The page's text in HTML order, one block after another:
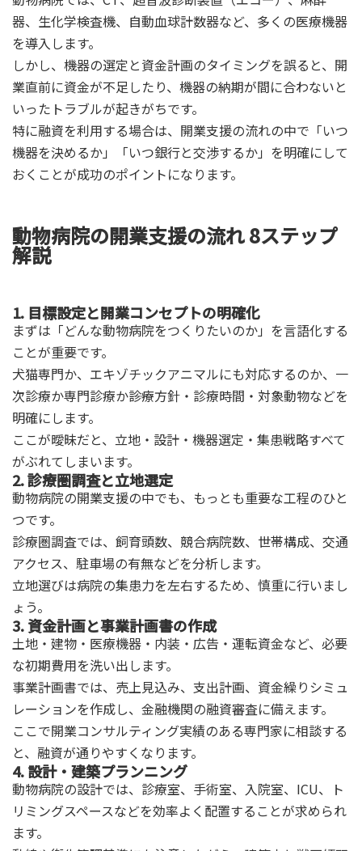
器、生化学検査機、自動血球計数器など、多くの医療機器
を導入します。
しかし、機器の選定と資金計画のタイミングを誤ると、開
業直前に資金が不足したり、機器の納期が間に合わないと
いったトラブルが起きがちです。
特に融資を利用する場合は、開業支援の流れの中で「いつ
機器を決めるか」「いつ銀行と交渉するか」を明確にして
おくことが成功のポイントになります。
動物病院の開業支援の流れ 8ステップ
解説
1. 目標設定と開業コンセプトの明確化
まずは「どんな動物病院をつくりたいのか」を言語化する
ことが重要です。
犬猫専門か、エキゾチックアニマルにも対応するのか、一
次診療か専門診療か――診療方針・診療時間・対象動物などを
明確にします。
ここが曖昧だと、立地・設計・機器選定・集患戦略すべて
がぶれてしまいます。
2. 診療圏調査と立地選定
動物病院の開業支援の中でも、もっとも重要な工程のひと
つです。
診療圏調査では、飼育頭数、競合病院数、世帯構成、交通
アクセス、駐車場の有無などを分析します。
立地選びは病院の集患力を左右するため、慎重に行いまし
ょう。
3. 資金計画と事業計画書の作成
土地・建物・医療機器・内装・広告・運転資金など、必要
な初期費用を洗い出します。
事業計画書では、売上見込み、支出計画、資金繰りシミュ
レーションを作成し、金融機関の融資審査に備えます。
ここで開業コンサルティング実績のある専門家に相談する
と、融資が通りやすくなります。
4. 設計・建築プランニング
動物病院の設計では、診療室、手術室、入院室、ICU、ト
リミングスペースなどを効率よく配置することが求められ
ます。